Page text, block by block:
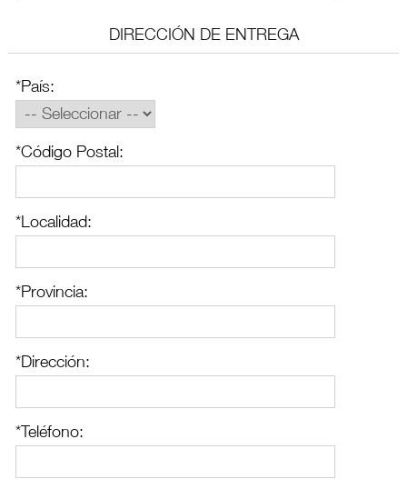
DIRECCIÓN DE ENTREGA
*País:
*Código Postal:
*Localidad:
*Provincia:
*Dirección:
*Teléfono: